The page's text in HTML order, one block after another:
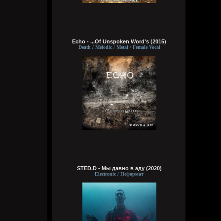
6 августа 2026
вот шок и оксимирон ахуееный батл.
сразу понял чьих рук дело. аббалбиск и
typical crabs
6 августа 2026
а видосы то остались
Ну лежит, то и упало
typical crabs
6 августа 2026
пересматриваю баттлы. ведь
версус,слово и рбл уже загнулись. даже
лига гнойного помоему.
Echo - ...Of Unspoken Word's (2015)
Death / Melodic / Metal / Female Vocal
STED.D - Мы давно в аду (2020)
Electronic / Неформат